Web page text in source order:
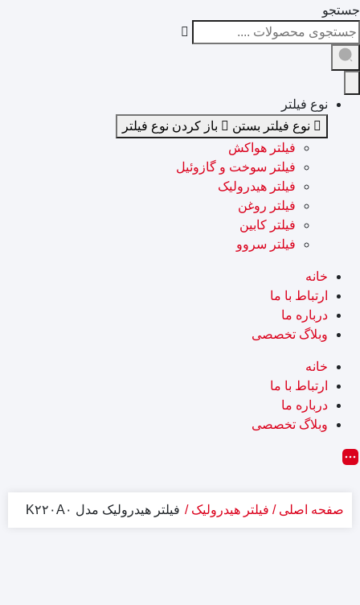
جستجو
نوع فیلتر
نوع فیلتر بستن
باز کردن نوع فیلتر
فیلتر هواکش
فیلتر سوخت و گازوئیل
فیلتر هیدرولیک
فیلتر روغن
فیلتر کابین
فیلتر سروو
خانه
ارتباط با ما
درباره ما
وبلاگ تخصصی
خانه
ارتباط با ما
درباره ما
وبلاگ تخصصی
صفحه اصلی فیلتر هیدرولیک فیلتر هیدرولیک مدل K۲۲۰A۰